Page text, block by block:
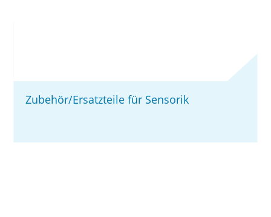
Zubehör/Ersatzteile für Sensorik